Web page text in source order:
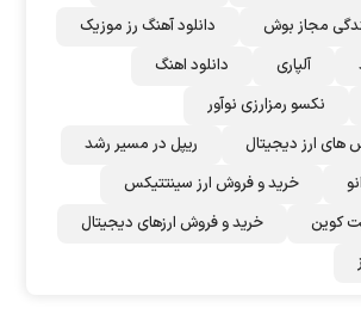
مجاز بوش
دانلود آهنگ رز‌ موزیک
آلپاری
دانلود اهنگ
نکسو رمزارزی نوآور
ارز دیجیتال
ریپل در مسیر رشد
خرید و فروش ارز سینتتیکس
کوین
خرید و فروش ارزهای دیجیتال